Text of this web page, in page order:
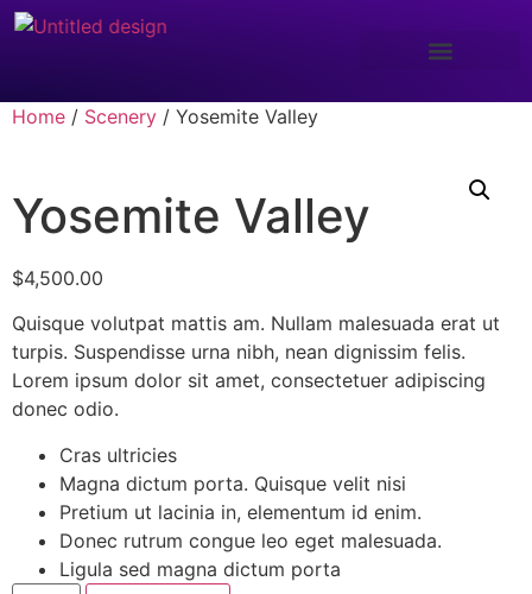
Home / Scenery / Yosemite Valley
Yosemite Valley
$4,500.00
Quisque volutpat mattis am. Nullam malesuada erat ut
turpis. Suspendisse urna nibh, nean dignissim felis.
Lorem ipsum dolor sit amet, consectetuer adipiscing
donec odio.
Cras ultricies
Magna dictum porta. Quisque velit nisi
Pretium ut lacinia in, elementum id enim.
Donec rutrum congue leo eget malesuada.
Ligula sed magna dictum porta